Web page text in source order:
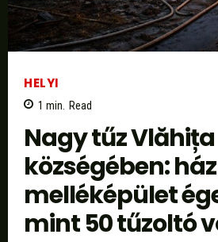
HELYI
1 min. Read
Nagy tűz Vlăhița
községében:
melléképület
mint 50 tűzoltó